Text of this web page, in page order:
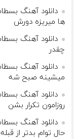
دانلود آهنگ
ها میریزه دورش
دانلود آهنگ
چقدر
دانلود آهنگ
میشینه صبح شه
دانلود آهنگ
روزامون تکرار بشن
دانلود آهنگ
حال توام بدتر از قبله